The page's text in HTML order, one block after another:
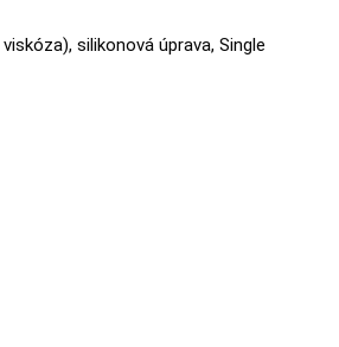
silikonová úprava, Single